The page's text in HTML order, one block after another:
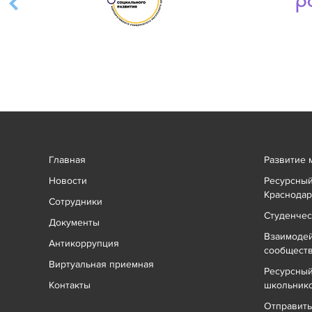
Главная
Новости
Сотрудники
Документы
Антикоррупция
Виртуальная приемная
Контакты
Развитие